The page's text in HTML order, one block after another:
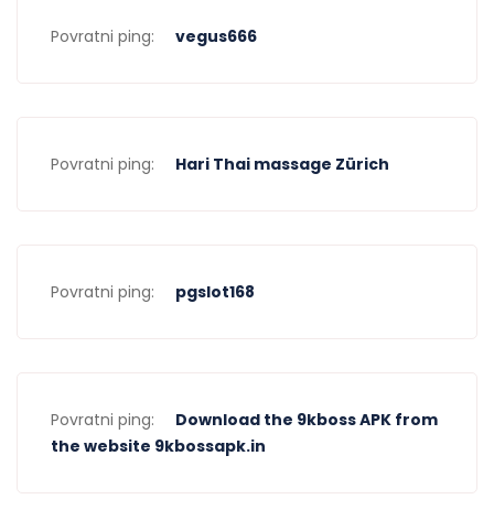
Povratni ping: vegus666
Povratni ping: Hari Thai massage Zürich
Povratni ping: pgslot168
Povratni ping:
Download the 9kboss APK from
the website 9kbossapk.in